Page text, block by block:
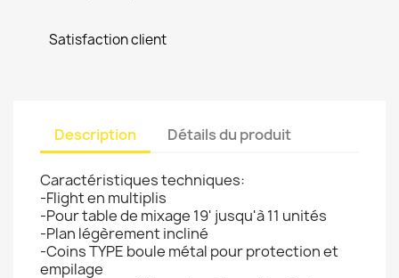
Satisfaction client
Description Détails du produit
Caractéristiques techniques:
-Flight en multiplis
-Pour table de mixage 19' jusqu'à 11 unités
-Plan légèrement incliné
-Coins TYPE boule métal pour protection et
empilage